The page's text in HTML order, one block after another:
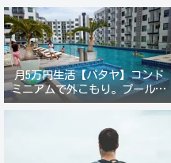
月5万円生活【パタヤ】コンド
ミニアムで外こもり。プール付
き新築コンドでステーキ&ウオ